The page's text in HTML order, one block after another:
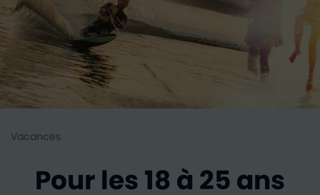
Vacances
Pour les 18 à 25 ans